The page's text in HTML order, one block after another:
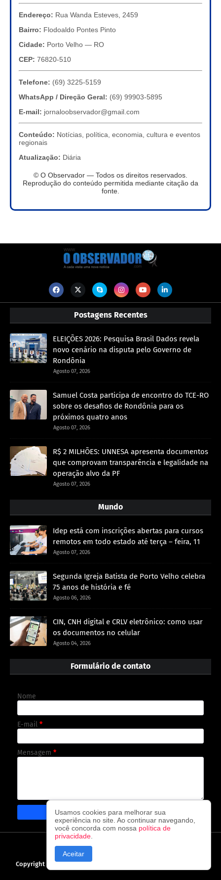
Endereço: Rua Wanda Esteves, 2459
Bairro: Flodoaldo Pontes Pinto
Cidade: Porto Velho — RO
CEP: 76820-510
Telefone: (69) 3225-5159
WhatsApp / Direção Geral: (69) 99903-5895
E-mail: jornaloobservador@gmail.com
Conteúdo: Notícias, política, economia, cultura e eventos
regionais
Atualização: Diária
© O Observador — Todos os direitos reservados.
Reprodução do conteúdo permitida mediante citação da
fonte.
Postagens Recentes
ELEIÇÕES 2026: Pesquisa Brasil Dados revela
novo cenário na disputa pelo Governo de
Rondônia
Agosto 07, 2026
Samuel Costa participa de encontro do TCE-RO
sobre os desafios de Rondônia para os
próximos quatro anos
Agosto 07, 2026
R$ 2 MILHÕES: UNNESA apresenta documentos
que comprovam transparência e legalidade na
operação alvo da PF
Agosto 07, 2026
Mundo
Idep está com inscrições abertas para cursos
remotos em todo estado até terça – feira, 11
Agosto 07, 2026
Segunda Igreja Batista de Porto Velho celebra
75 anos de história e fé
Agosto 06, 2026
CIN, CNH digital e CRLV eletrônico: como usar
os documentos no celular
Agosto 04, 2026
Formulário de contato
Nome
E-mail *
Mensagem *
CAPA CONTATO
Copyright © 2026O observador - A cada visita uma nova notícia!
Usamos cookies para melhorar sua
experiência no site. Ao continuar navegando,
você concorda com nossa política de
privacidade
Aceitar